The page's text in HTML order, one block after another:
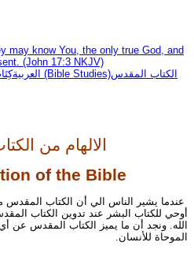
Arabic العربية كِتَاب مُقَدَّس دراسةُ (Bible Studies)الكتاب المقدس
الالهام من
of the Bible
عندما يشير الناس الي أن الكتاب المقدس
أوحي للكتاب البشر عند تدوين الكتاب
الله. ونجد أن ما يميز الكتاب المقدس عن
الموحاة للأنسان.